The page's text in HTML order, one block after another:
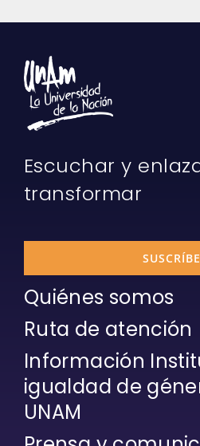
Escuchar y
transformar
Quiénes somos
Ruta de atención
Información
igualdad de
UNAM